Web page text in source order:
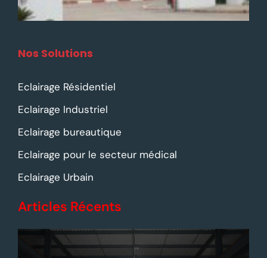
Nos Solutions
Eclairage Résidentiel
Eclairage Industriel
Eclairage bureautique
Eclairage pour le secteur médical
Eclairage Urbain
Articles Récents